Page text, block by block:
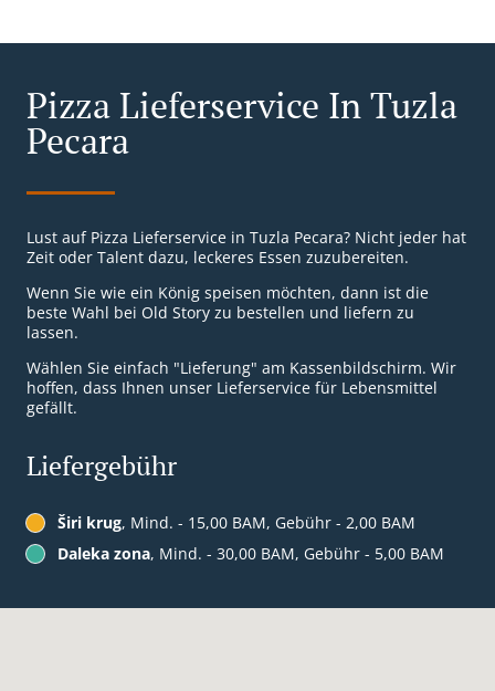
Pizza Lieferservice In Tuzla
Pecara
Lust auf Pizza Lieferservice in Tuzla Pecara? Nicht jeder hat
Zeit oder Talent dazu, leckeres Essen zuzubereiten.
Wenn Sie wie ein König speisen möchten, dann ist die
beste Wahl bei Old Story zu bestellen und liefern zu
lassen.
Wählen Sie einfach "Lieferung" am Kassenbildschirm. Wir
hoffen, dass Ihnen unser Lieferservice für Lebensmittel
gefällt.
Liefergebühr
Širi krug, Mind. - 15,00 BAM, Gebühr - 2,00 BAM
Daleka zona, Mind. - 30,00 BAM, Gebühr - 5,00 BAM